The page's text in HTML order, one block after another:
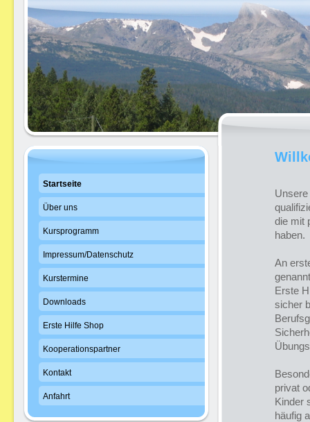
die mit
haben.
An
Erste
sicher
privat
Kinder
häufig
Startseite
Über uns
Kursprogramm
Impressum/Datenschutz
Kurstermine
Downloads
Erste Hilfe Shop
Kooperationspartner
Kontakt
Anfahrt